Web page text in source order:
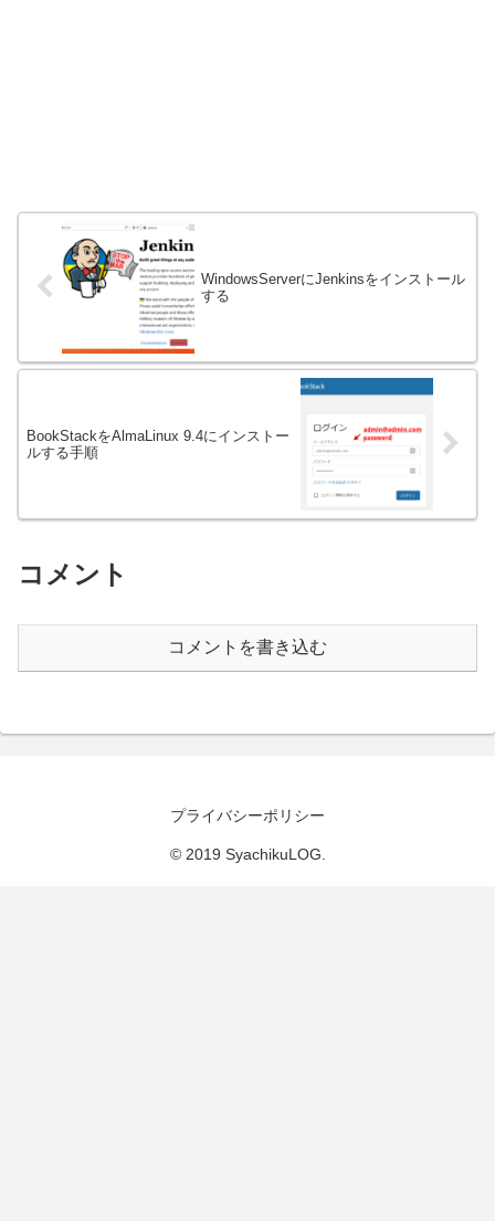
WindowsServerにJenkinsをインストール
する
BookStackをAlmaLinux 9.4にインストー
ルする手順
コメント
コメントを書き込む
プライバシーポリシー
© 2019 SyachikuLOG.